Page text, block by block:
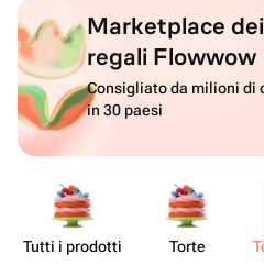
Marketplace dei
regali Flowwow
Consigliato da milioni di
in 30 paesi
Tutti i prodotti Torte